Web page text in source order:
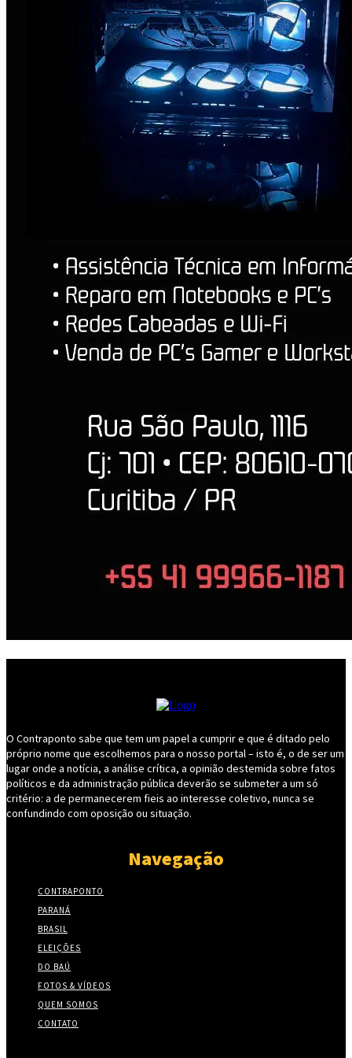
O Contraponto sabe que tem um papel a cumprir e que é ditado pelo
próprio nome que escolhemos para o nosso portal – isto é, o de ser um
lugar onde a notícia, a análise crítica, a opinião destemida sobre fatos
políticos e da administração pública deverão se submeter a um só
critério: a de permanecerem fieis ao interesse coletivo, nunca se
confundindo com oposição ou situação.
Navegação
CONTRAPONTO
PARANÁ
BRASIL
ELEIÇÕES
DO BAÚ
FOTOS & VÍDEOS
QUEM SOMOS
CONTATO